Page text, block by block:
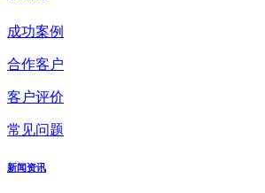
成功案例
合作客户
客户评价
常见问题
新闻资讯